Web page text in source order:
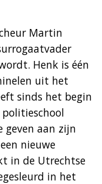
Martin
Henk is één
uit het
sinds het begin
politieschool
aan zijn
nieuwe
in de Utrechtse
in het